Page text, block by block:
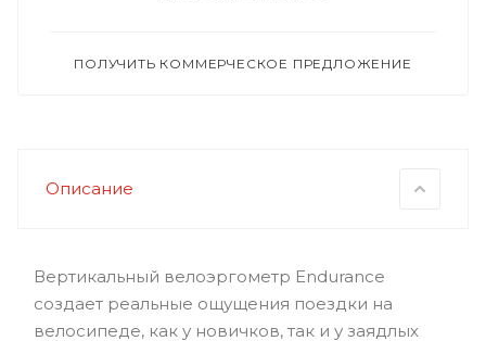
ПОЛУЧИТЬ КОММЕРЧЕСКОЕ ПРЕДЛОЖЕНИЕ
Описание
Вертикальный велоэргометр Endurance
создает реальные ощущения поездки на
велосипеде, как у новичков, так и у заядлых